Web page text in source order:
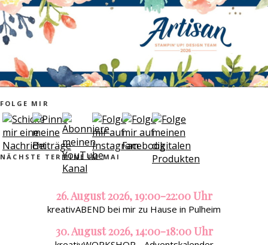
FOLGE MIR
NÄCHSTE TERMINE IM MAI
26. August 2026, 19:00-22:00 Uhr
kreativABEND bei mir zu Hause in Pulheim
30. August 2026, 14:00-18:00 Uhr